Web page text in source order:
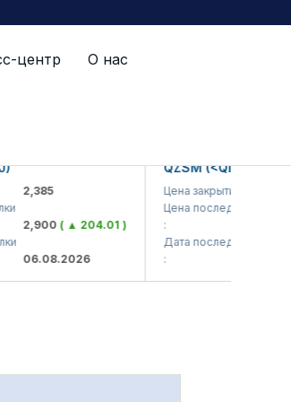
центр О нас
( ▲ 204.01 )
QZSM
Цена закрытия :
Цена последний сделки
Дата последней сделки